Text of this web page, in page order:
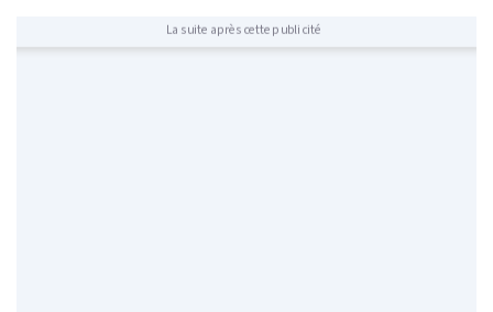
La suite après cette publicité